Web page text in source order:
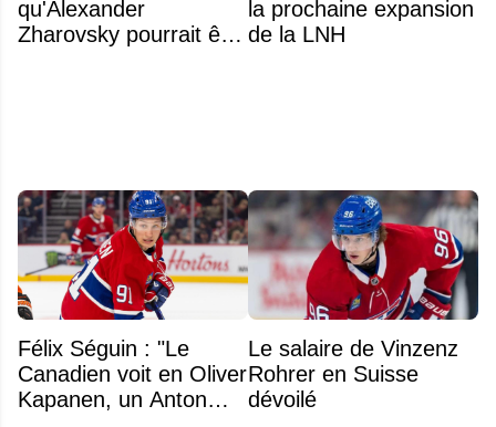
qu'Alexander
Zharovsky pourrait être
la prochaine expansion
de la LNH
Félix Séguin : "Le
Canadien voit en Oliver
Kapanen, un Anton
Le salaire de Vinzenz
Rohrer en Suisse
dévoilé